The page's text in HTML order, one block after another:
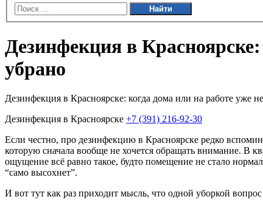
меню
Дезинфекция в
убрано
Дезинфекция в Красноярске: когда дома или на работе уже
Дезинфекция в Красноярске +7 (391) 216-92-30
Если честно, про дезинфекцию в Красноярске редко
которую сначала вообще не хочется обращать внимание. В
ощущение всё равно такое, будто помещение не стало
“само высохнет”.
И вот тут как раз приходит мысль, что одной уборкой вопрос